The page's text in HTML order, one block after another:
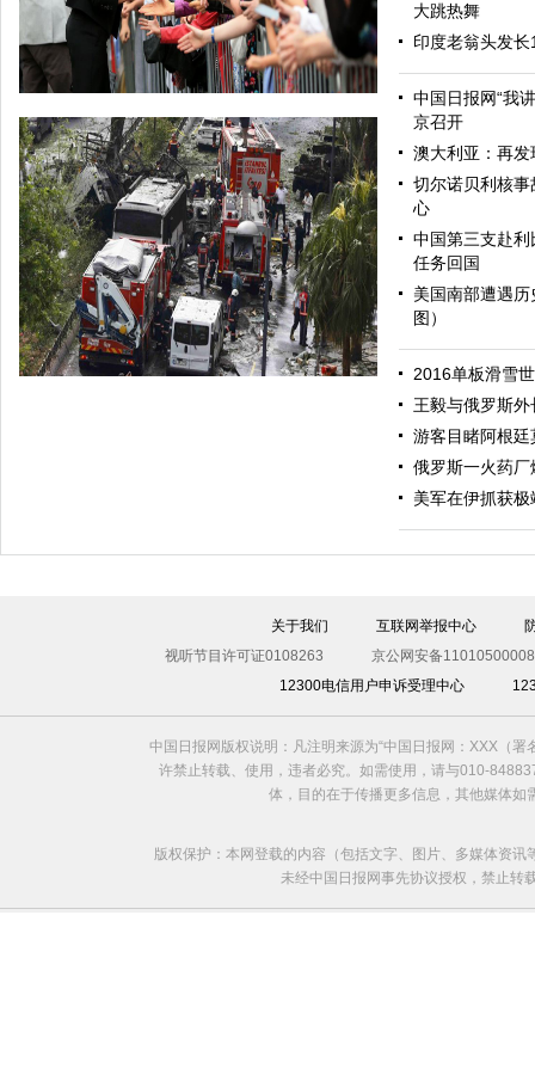
哈里与梅根亮相都柏林街头接受民众欢迎
大跳热舞
印度老翁头发
中国日报网“我
京召开
澳大利亚：再
切尔诺贝利核
心
中国第三支赴
任务回国
美国南部遭遇
图）
2016单板滑雪
王毅与俄罗斯
游客目睹阿根
俄罗斯一火药
美军在伊抓获极
关于我们 互联网举报中心
视听节目许可证0108263
京公网安备
12300电信用户申诉受理中心
中国日报网版权说明：凡注明来源为“中国日报网：XXX（
许禁止转载、使用，违者必究。如需使用，请与010-
体，目的在于传播更多信息，其他媒体
版权保护：本网登载的内容（包括文字、图片、多媒体资
未经中国日报网事先协议授权，禁止转